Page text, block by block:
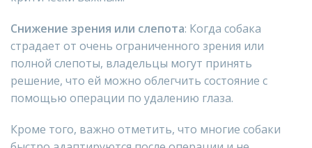
Снижение зрения или слепота: Когда собака
страдает от очень ограниченного зрения или
полной слепоты, владельцы могут принять
решение, что ей можно облегчить состояние с
помощью операции по удалению глаза.
Кроме того, важно отметить, что многие собаки